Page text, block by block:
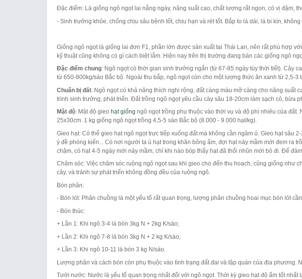
Đặc điểm: Là giống ngô ngọt lai nắng ngày, năng suất cao, chất lượng rất ngon, có vị đậm,
- Sinh trưởng khỏe, chống chịu sâu bệnh tốt, chịu hạn và rét tốt. Bắp to lá dài, lá bi kín,
Giống ngô ngọt là giống lai đơn F1, phần lớn được sản xuất tại Thái Lan, nên rất phù hợp
kỹ thuật cũng không có gì cách biệt lắm. Hiện nay trên thị trường đang bán các giống ngô
Đặc điểm chung: Ngô ngọt có thời gian sinh trưởng ngắn (từ 67-85 ngày tùy thời tiết). Cây
từ 650-800kg/sào Bắc bộ. Ngoài thu bắp, ngô ngọt còn cho một lượng thức ăn xanh từ 2,5-3
Chuẩn bị đất: Ngô ngọt có khả năng thích nghi rộng, đất càng màu mỡ càng cho năng
trình sinh trưởng, phát triển. Đất trồng ngô ngọt yêu cầu cày sâu 18-20cm làm sạch cỏ, bừa
Mật độ: Mật độ gieo hạt giống ngô ngọt trồng phụ thuộc vào thời vụ và độ phì nhiêu của
25x30cm. 1 kg giống ngô ngọt trồng 4,5-5 sào Bắc bộ (8.000 - 9.000 hạt/kg).
Gieo hạt: Có thể gieo hạt ngô ngọt trực tiếp xuống đất mà không cần ngâm ủ. Gieo hạt
ý đề phòng kiến... Có nơi người ta ủ hạt trong khăn bông ẩm, đợi hạt nảy mầm mới đem ra
chậm, có hạt 4-5 ngày mới nảy mầm, chỉ khi nào bóp thấy hạt đã thối nhũn mới bỏ đi. Để
Chăm sóc: Việc chăm sóc ruộng ngô ngọt sau khi gieo cho đến thu hoạch, cũng giống như
cây, và tránh sự phát triển không đồng đều của ruộng ngô.
Bón phân:
- Bón lót: Phân chuồng là một yếu tố rất quan trọng, lượng phân chuồng hoai mục bón lót
- Bón thúc:
+ Lần 1: Khi ngô 3-4 lá bón 3kg N + 2kg K/sào;
+ Lần 2: Khi ngô 7-8 lá bón 3kg N + 2 kg K/sào;
+ Lần 3: Khi ngô 10-11 lá bón 3 kg N/sào.
Lượng phân và cách bón còn phụ thuộc vào tình trạng đất đai và tập quán của địa phương.
Tưới nước: Nước là yếu tố quan trọng nhất đối với ngô ngọt. Thời kỳ gieo hạt độ ẩm tốt